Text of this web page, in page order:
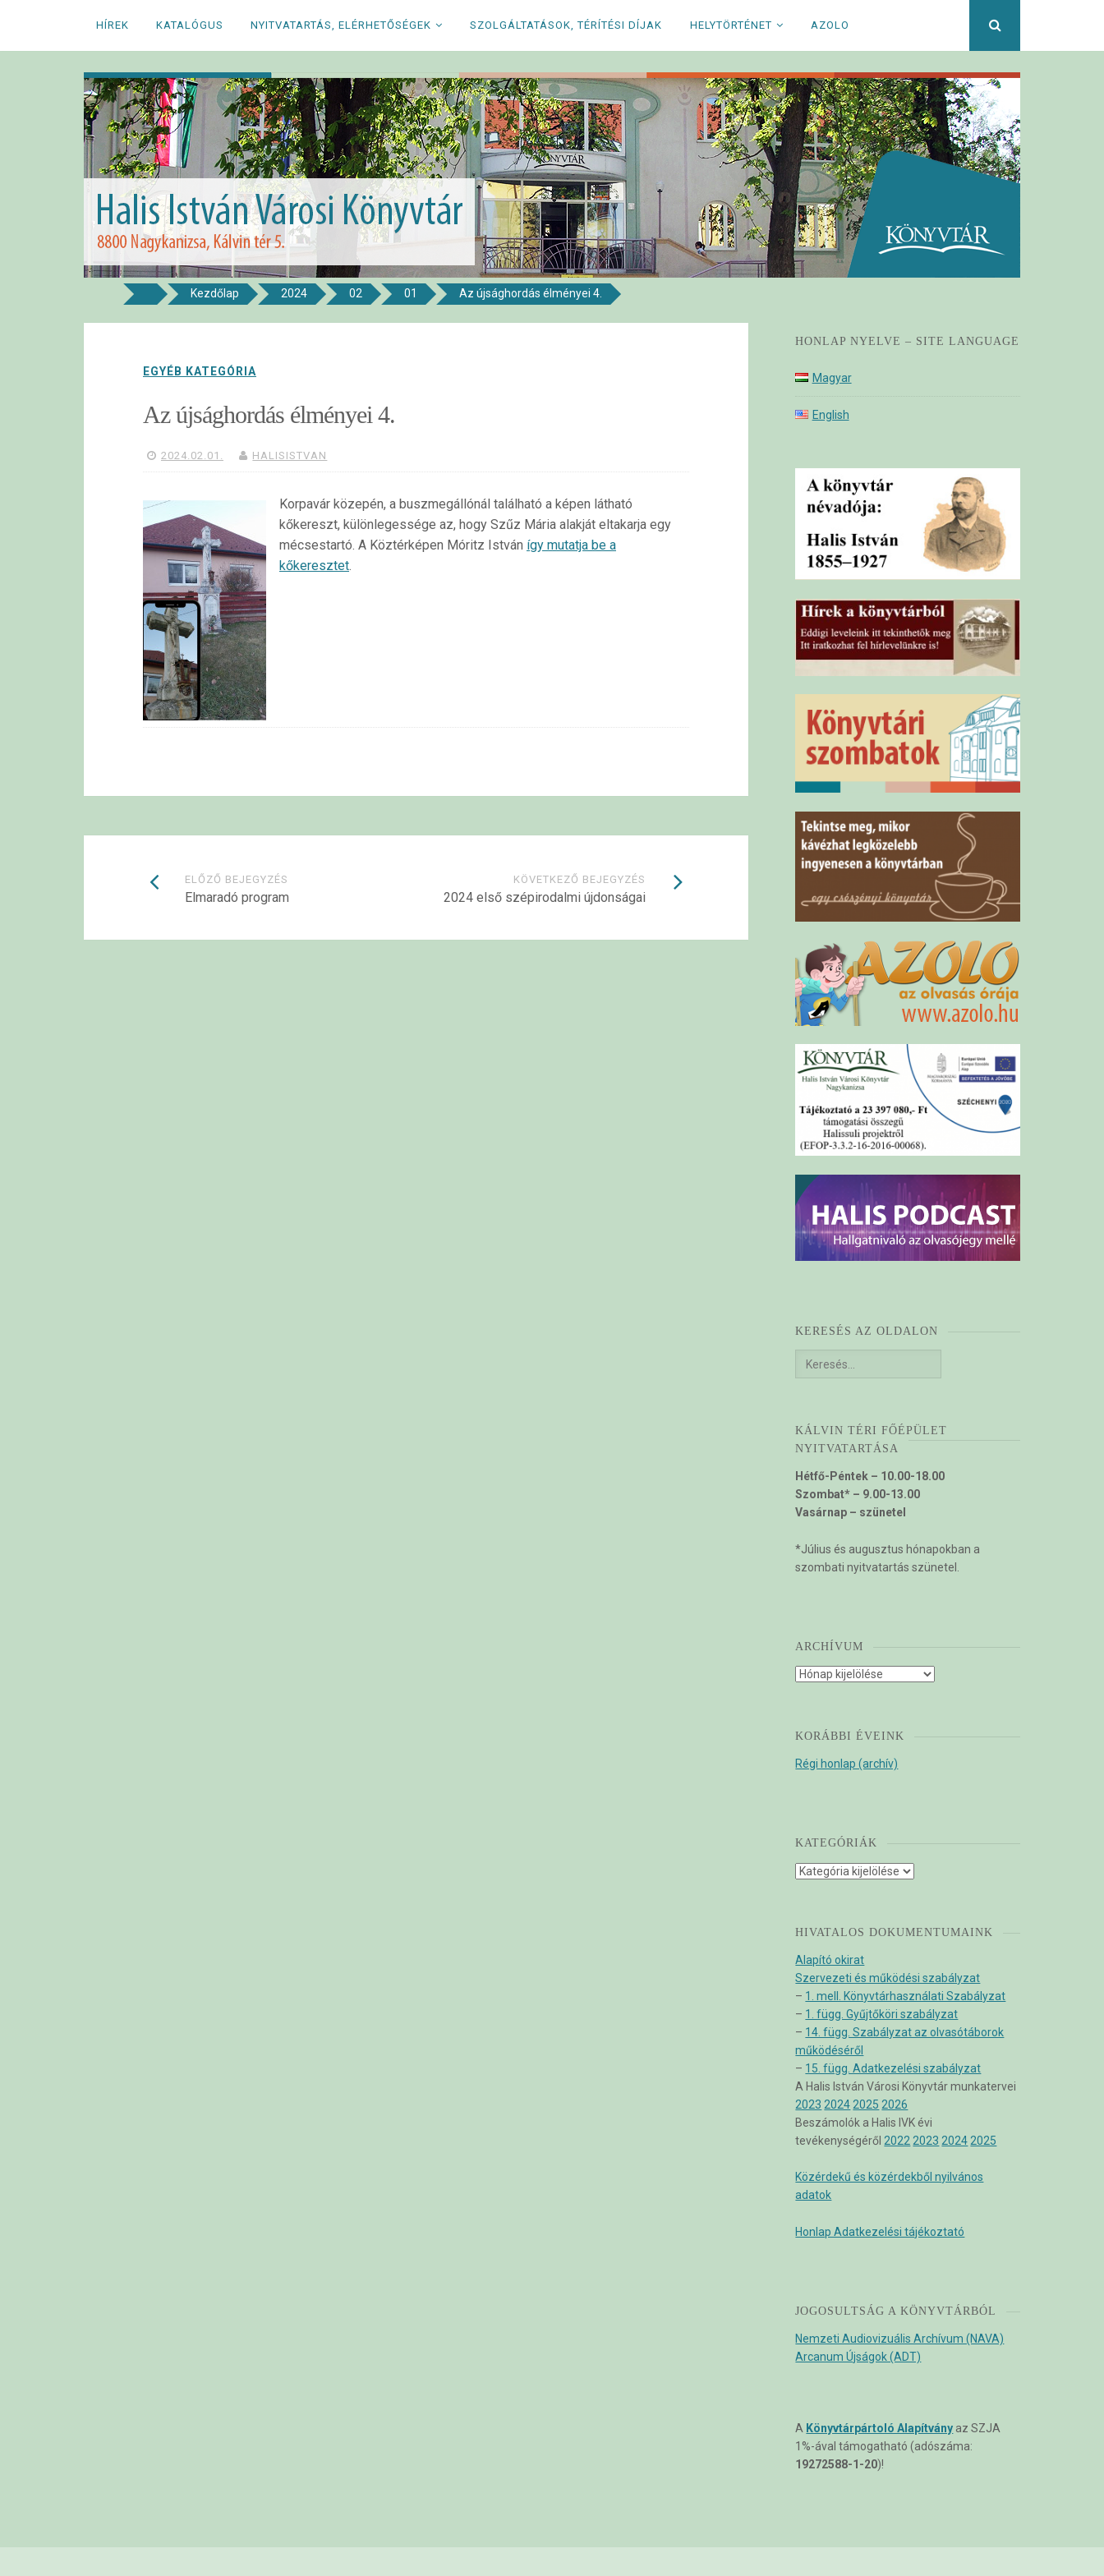
HÍREK KATALÓGUS NYITVATARTÁS, ELÉRHETŐSÉGEK SZOLGÁLTATÁSOK, TÉRÍTÉSI DÍJAK HELYTÖRTÉNET AZOLO
Halis István Városi Könyvtár
Kezdőlap 2024 02 01 Az újsághordás élményei 4.
EGYÉB KATEGÓRIA
Az újsághordás élményei 4.
2024.02.01. HALISISTVAN
Korpavár közepén, a buszmegállónál található a képen látható
kőkereszt, különlegessége az, hogy Szűz Mária alakját eltakarja egy
mécsestartó. A Köztérképen Móritz István így mutatja be a
kőkeresztet.
Bejegyzések
ELŐZŐ BEJEGYZÉS
Elmaradó program
KÖVETKEZŐ BEJEGYZÉS
2024 első szépirodalmi újdonságai
HONLAP NYELVE – SITE LANGUAGE
Magyar
English
KERESÉS AZ OLDALON
Keresés:
KÁLVIN TÉRI FŐÉPÜLET
NYITVATARTÁSA
Hétfő-Péntek – 10.00-18.00
Szombat* – 9.00-13.00
Vasárnap – szünetel
*Július és augusztus hónapokban a
szombati nyitvatartás szünetel.
ARCHÍVUM
Archívum
KORÁBBI ÉVEINK
Régi honlap (archív)
KATEGÓRIÁK
Kategóriák
HIVATALOS DOKUMENTUMAINK
Alapító okirat
Szervezeti és működési szabályzat
– 1. mell. Könyvtárhasználati Szabályzat
– 1. függ. Gyűjtőköri szabályzat
– 14. függ. Szabályzat az olvasótáborok
működéséről
– 15. függ. Adatkezelési szabályzat
A Halis István Városi Könyvtár munkatervei
2023 2024 2025 2026
Beszámolók a Halis IVK évi
tevékenységéről 2022 2023 2024 2025
Közérdekű és közérdekből nyilvános
adatok
Honlap Adatkezelési tájékoztató
JOGOSULTSÁG A KÖNYVTÁRBÓL
Nemzeti Audiovizuális Archívum (NAVA)
Arcanum Újságok (ADT)
A Könyvtárpártoló Alapítvány az SZJA
1%-ával támogatható (adószáma:
19272588-1-20)!